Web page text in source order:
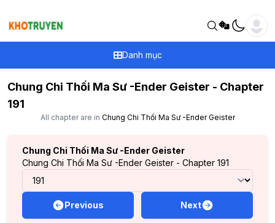
Danh mục
Chung Chi Thối Ma Sư -Ender Geister - Chapter
191
All chapter are in Chung Chi Thối Ma Sư -Ender Geister
Chung Chi Thối Ma Sư -Ender Geister
Chung Chi Thối Ma Sư -Ender Geister - Chapter 191
Previous Next